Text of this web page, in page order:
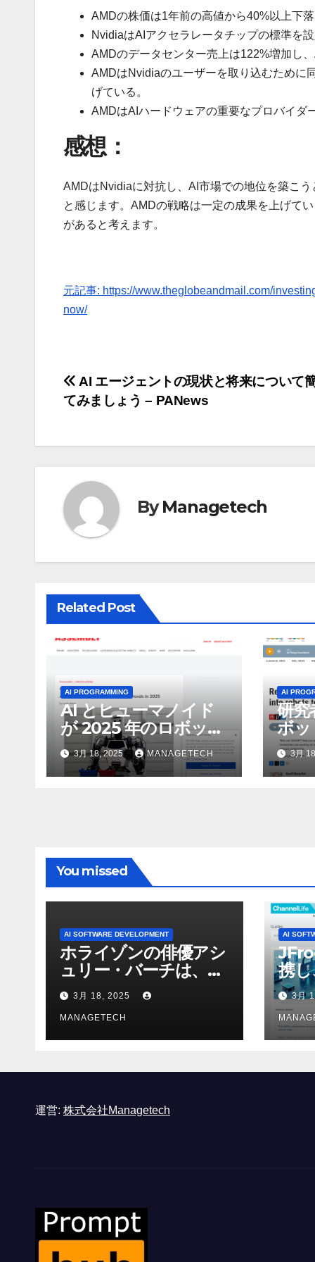
AMDの株価は1年前の高値から40%以上下
NvidiaはAIアクセラレータチップの標準を
AMDのデータセンター売上は122%増加し
AMDはNvidiaのユーザーを取り込むために
げている。
AMDはAIハードウェアの重要なプロバイダ
感想：
AMDはNvidiaに対抗し、AI市場での地位を築こ
と感じます。AMDの戦略は一定の成果を上げて
があると考えます。
元記事: https://www.theglobeandmail.com/
now/
投
稿
ナ
ゲ
ー
シ
ョ
ン
AI エージェントの現状と将来について
てみましょう – PANews
ByManagetech
Related Post
AI PROGRAMMING
AI とヒューマノイド
が 2025 年のロボット
のトップトレンドに |
ASSEMBLY
3月 18, 2025 MANAGETECH
AI
研究
ボッ
んで
行さ
ン
3月
You missed
AI SOFTWARE DEVELOPMENT
ホライゾンの俳優アシ
ュリー・バーチは、ソ
ニーのAIアロイのビデ
オを見て「ゲームパフ
ォーマンスという芸術
形式に不安を感じた」
3月 18, 2025
MANAGETECH
AI
携
強化
3月
運営: 株式会社Managetech